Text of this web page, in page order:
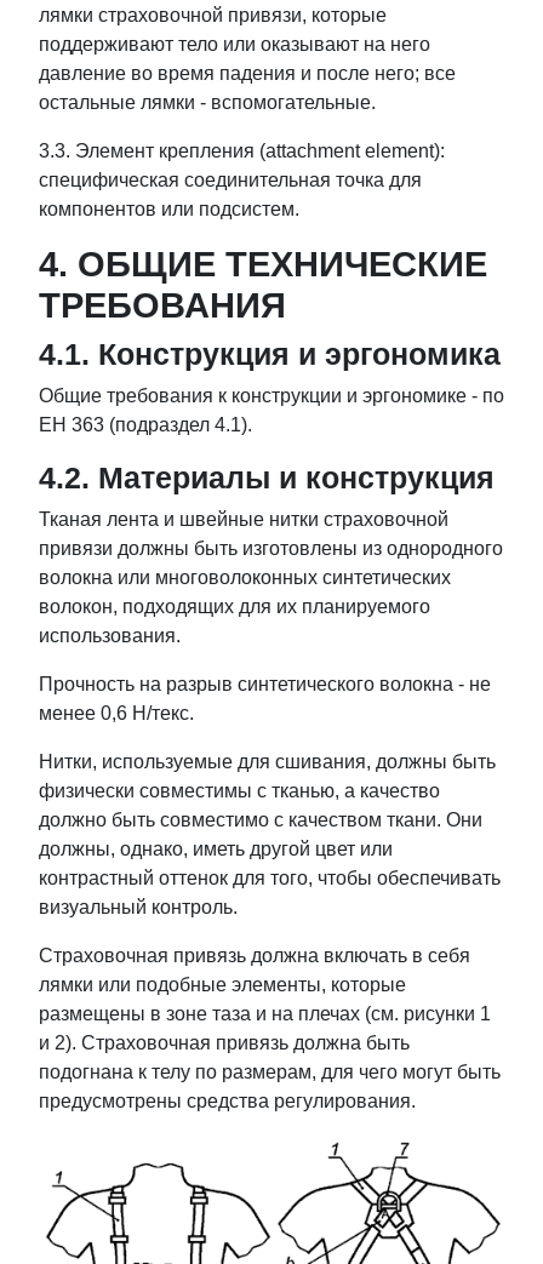
лямки страховочной привязи, которые
поддерживают тело или оказывают на него
давление во время падения и после него; все
остальные лямки - вспомогательные.
3.3. Элемент крепления (attachment element):
специфическая соединительная точка для
компонентов или подсистем.
4. ОБЩИЕ ТЕХНИЧЕСКИЕ
ТРЕБОВАНИЯ
4.1. Конструкция и эргономика
Общие требования к конструкции и эргономике - по
ЕН 363 (подраздел 4.1).
4.2. Материалы и конструкция
Тканая лента и швейные нитки страховочной
привязи должны быть изготовлены из однородного
волокна или многоволоконных синтетических
волокон, подходящих для их планируемого
использования.
Прочность на разрыв синтетического волокна - не
менее 0,6 Н/текс.
Нитки, используемые для сшивания, должны быть
физически совместимы с тканью, а качество
должно быть совместимо с качеством ткани. Они
должны, однако, иметь другой цвет или
контрастный оттенок для того, чтобы обеспечивать
визуальный контроль.
Страховочная привязь должна включать в себя
лямки или подобные элементы, которые
размещены в зоне таза и на плечах (см. рисунки 1
и 2). Страховочная привязь должна быть
подогнана к телу по размерам, для чего могут быть
предусмотрены средства регулирования.